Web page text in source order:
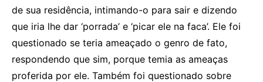
de sua residência, intimando-o para sair e dizendo
que iria lhe dar ‘porrada’ e ‘picar ele na faca’. Ele foi
questionado se teria ameaçado o genro de fato,
respondendo que sim, porque temia as ameaças
proferida por ele. Também foi questionado sobre